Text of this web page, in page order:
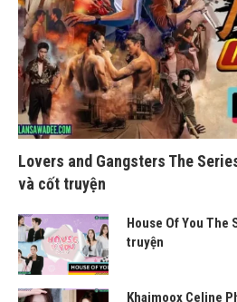
Lovers and Gangsters The
và cốt truyện
House Of You The
truyện
Khaimoox Celine